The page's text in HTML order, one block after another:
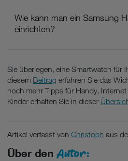
Wie kann man ein Samsung
einrichten?
Sie überlegen, eine Smartwatch für
diesem Beitrag erfahren Sie das
noch mehr Tipps für Handy,
Kinder erhalten Sie in dieser
Artikel verfasst von Christoph aus
Über den Autor: